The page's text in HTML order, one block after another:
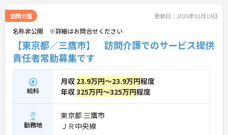
訪問介護 更新日：2026年01月19日
名称非公開 ※詳細はお問合せください
【東京都／三鷹市】 訪問介護でのサービス提供
責任者常勤募集です
給料
月収 23.9万円～23.9万円程度
年収325万円～325万円程度
勤務地
東京都 三鷹市
ＪＲ中央線